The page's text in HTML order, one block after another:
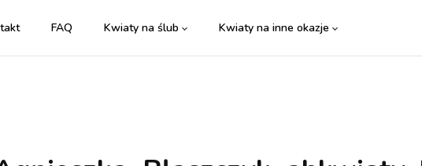
FAQ Kwiaty na ślub Kwiaty na inne okazje